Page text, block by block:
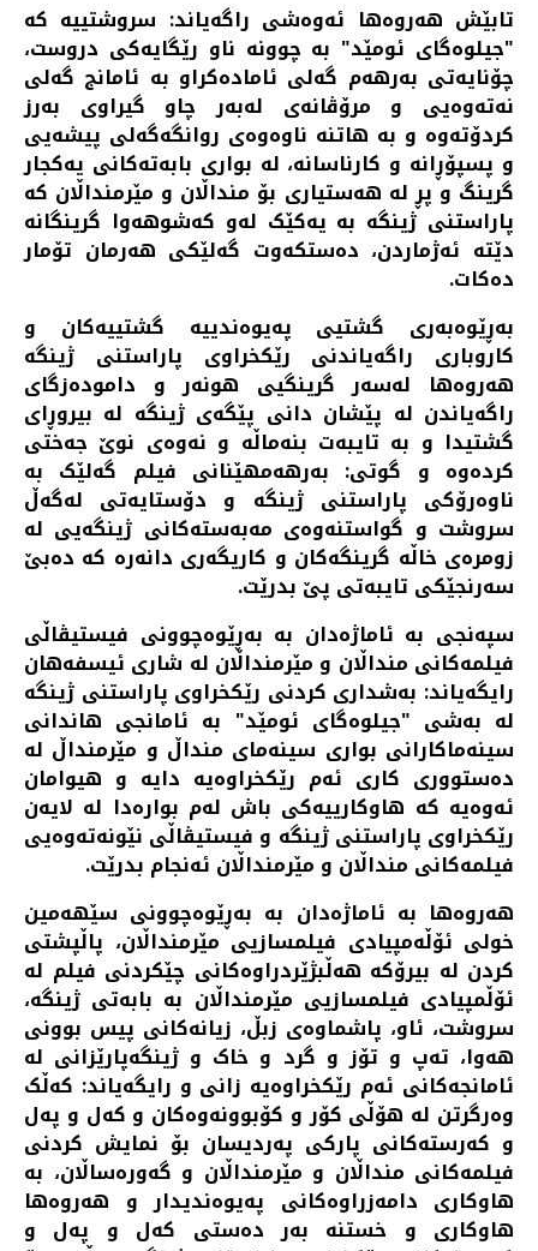
تابێش هه‌روه‌ها ئه‌وه‌شی راگه‌یاند: سروشتییه‌ که‌
"جیلوه‌گای ئومێد" به‌ چوونه‌ ناو رێگایه‌کی دروست،
چۆنایه‌تی به‌رهه‌م گه‌لی ئاماده‌کراو به‌ ئامانج گه‌لی
نه‌ته‌وه‌یی و مرۆڤانه‌ی له‌به‌ر چاو گیراوی به‌رز
کردۆته‌وه‌ و به‌ هاتنه‌ ناوه‌وه‌ی روانگه‌گه‌لی پیشه‌یی
و پسپۆڕانه‌ و کارناسانه، له‌ بواری بابه‌ته‌کانی یه‌کجار
گرینگ و پڕ له‌ هه‌ستیاری بۆ منداڵان و مێرمنداڵان که‌
پاراستنی ژینگه‌ به‌ یه‌کێک له‌و که‌شوهه‌وا گرینگانه‌
دێته‌ ئه‌ژماردن، ده‌ستکه‌وت گه‌لێکی هه‌رمان تۆمار
ده‌کات. ‌
به‌ڕێوه‌به‌ری گشتیی په‌یوه‌ندییه‌ گشتییه‌کان و
کاروباری راگه‌یاندنی رێکخراوی پاراستنی ژینگه‌
هه‌روه‌ها له‌سه‌ر گرینگیی هونه‌ر و داموده‌زگای
راگه‌یاندن له‌ پێشان دانی پێگه‌ی ژینگه‌ له‌ بیروڕای
گشتیدا و به‌ تایبه‌ت بنه‌ماڵه‌ و نه‌وه‌ی نوێ جه‌ختی
کرده‌وه‌ و گوتی: به‌رهه‌مهێنانی فیلم گه‌لێک به‌
ناوه‌رۆکی پاراستنی ژینگه‌ و دۆستایه‌تی له‌گه‌ڵ
سروشت و گواستنه‌وه‌ی مه‌به‌سته‌‌کانی ژینگه‌یی له‌
زومره‌ی خاڵه‌ گرینگه‌کان و کاریگه‌ری دانه‌ره‌ که‌ ده‌بێ
سه‌رنجێکی تایبه‌تی پێ بدرێت.
سپه‌نجی به‌ ئاماژه‌دان به‌ به‌ڕێوه‌چوونی فیستیڤاڵی
فیلمه‌کانی منداڵان و مێرمنداڵان له‌ شاری ئیسفه‌هان
رایگه‌یاند: به‌شداری کردنی رێکخراوی پاراستنی ژینگه
له‌ به‌شی "جیلوه‌گای ئومێد" به‌ ئامانجی هاندانی
سینه‌ماکارانی بواری سینه‌مای منداڵ و مێرمنداڵ له‌
ده‌ستووری کاری ئه‌م رێکخراوه‌یه‌ دایه‌ و هیوامان
ئه‌وه‌یه‌ که‌ هاوکارییه‌کی باش له‌م بواره‌دا له‌ لایه‌ن
رێکخراوی پاراستنی ژینگه و فیستیڤاڵی نێونه‌ته‌وه‌یی
فیلمه‌کانی منداڵان و مێرمنداڵان ئه‌نجام بدرێت.
هه‌روه‌ها به‌ ئاماژه‌دان به‌ به‌ڕێوه‌چوونی سێهه‌مین
خولی ئۆڵه‌مپیادی فیلمسازیی مێرمنداڵان، پاڵپشتی
کردن له‌ بیرۆکه‌ هه‌ڵبژێردراوه‌کانی چێکردنی فیلم له‌
ئۆڵمپیادی فیلمسازیی مێرمنداڵان به‌ بابه‌تی ژینگه‌،
سروشت، ئاو، پاشماوه‌ی زبڵ، زیانه‌کانی پیس بوونی
هه‌وا، ته‌پ و تۆز و گرد و خاک و ژینگه‌پارێزانی له‌
ئامانجه‌کانی ئه‌م رێکخراوه‌یه‌ زانی و رایگه‌یاند: که‌ڵک
وه‌رگرتن له‌ هۆڵی کۆر و کۆبوونه‌وه‌کان و که‌ل و په‌ل
و که‌رسته‌کانی پارکی په‌ردیسان بۆ نمایش کردنی
فیلمه‌کانی منداڵان و مێرمنداڵان و گه‌وره‌ساڵان، به‌
هاوکاری دامه‌زراوه‌کانی په‌یوه‌ندیدار و هه‌روه‌ها
هاوکاری و خستنه‌ به‌ر ده‌ستی که‌ل و په‌ل و